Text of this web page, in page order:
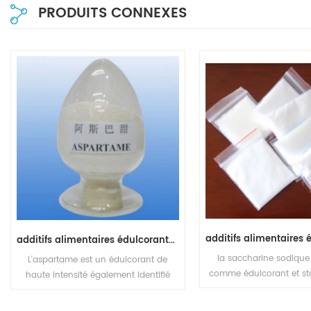
PRODUITS CONNEXES
additifs alimentaires édulcorants aspartame
L'aspartame est un édulcorant de
haute intensité également identifié
la saccharine
comme édulcorant et